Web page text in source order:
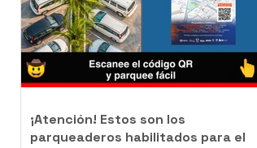
¡Atención! Estos son los
parqueaderos habilitados para el